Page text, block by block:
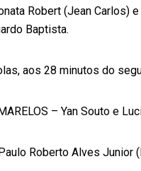
Robert (Jean Carlos)
Baptista.
aos 28 minutos do
– Yan Souto e
Roberto Alves Junior